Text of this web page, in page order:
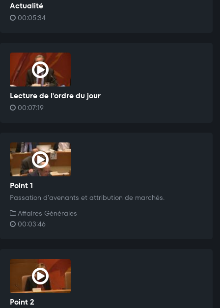
Actualité
00:05:34
Lecture de l'ordre du jour
00:07:19
Point 1
Passation d'avenants et attribution de marchés.
Affaires Générales
00:03:46
Point 2